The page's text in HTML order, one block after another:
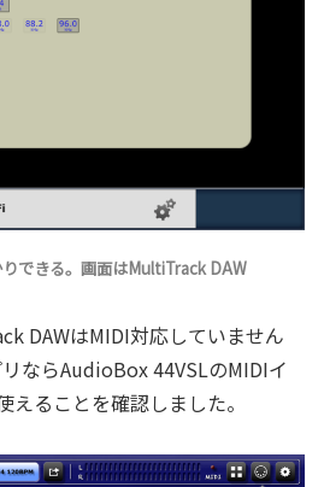
できる。画面はMultiTrack DAW
DAWはMIDI対応していません
ならAudioBox 44VSLのMIDIイ
えることを確認しました。